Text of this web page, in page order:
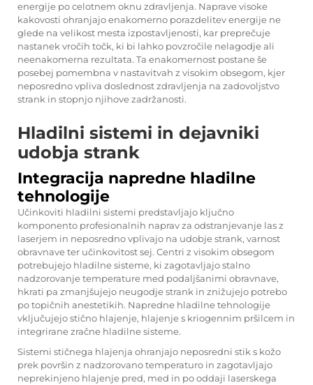
energije po celotnem oknu zdravljenja. Naprave visoke
kakovosti ohranjajo enakomerno porazdelitev energije ne
glede na velikost mesta izpostavljenosti, kar preprečuje
nastanek vročih točk, ki bi lahko povzročile nelagodje ali
neenakomerna rezultata. Ta enakomernost postane še
posebej pomembna v nastavitvah z visokim obsegom, kjer
neposredno vpliva doslednost zdravljenja na zadovoljstvo
strank in stopnjo njihove zadržanosti.
Hladilni sistemi in dejavniki
udobja strank
Integracija napredne hladilne
tehnologije
Učinkoviti hladilni sistemi predstavljajo ključno
komponento profesionalnih naprav za odstranjevanje las z
laserjem in neposredno vplivajo na udobje strank, varnost
obravnave ter učinkovitost sej. Centri z visokim obsegom
potrebujejo hladilne sisteme, ki zagotavljajo stalno
nadzorovanje temperature med podaljšanimi obravnave,
hkrati pa zmanjšujejo neugodje strank in znižujejo potrebo
po topičnih anestetikih. Napredne hladilne tehnologije
vključujejo stično hlajenje, hlajenje s kriogennim pršilcem in
integrirane zračne hladilne sisteme.
Sistemi stičnega hlajenja ohranjajo neposredni stik s kožo
prek površin z nadzorovano temperaturo in zagotavljajo
neprekinjeno hlajenje pred, med in po oddaji laserskega